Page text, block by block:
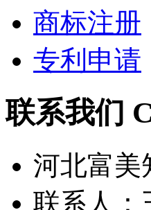
商标注册
专利申请
联系我们
河北富美
联系人：